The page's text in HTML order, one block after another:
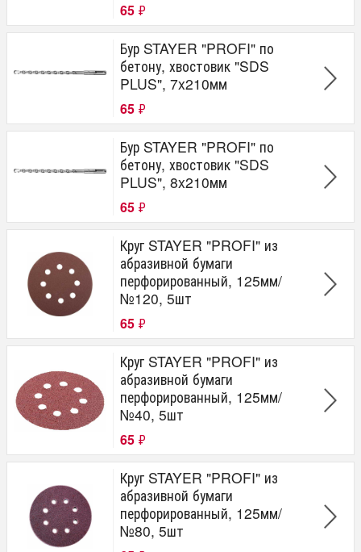
65 ₽
Бур STAYER "PROFI" по
бетону, хвостовик "SDS
PLUS", 7x210мм
65 ₽
Бур STAYER "PROFI" по
бетону, хвостовик "SDS
PLUS", 8x210мм
65 ₽
Круг STAYER "PROFI" из
абразивной бумаги
перфорированный, 125мм/
№120, 5шт
65 ₽
Круг STAYER "PROFI" из
абразивной бумаги
перфорированный, 125мм/
№40, 5шт
65 ₽
Круг STAYER "PROFI" из
абразивной бумаги
перфорированный, 125мм/
№80, 5шт